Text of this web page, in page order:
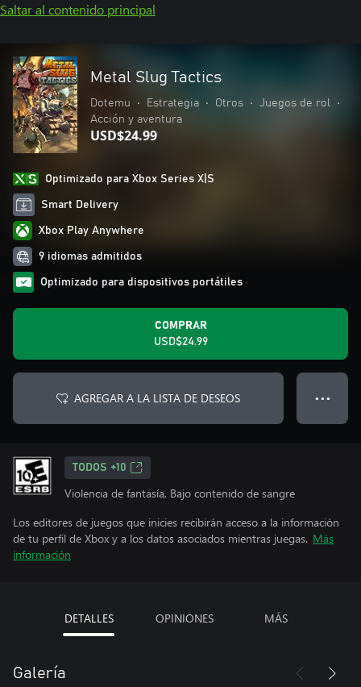
Saltar al contenido principal
Metal Slug Tactics
Dotemu • Estrategia • Otros • Juegos de rol
•
Acción y aventura
USD$24.99
Optimizado para Xbox Series X|S
Smart Delivery
Xbox Play Anywhere
9 idiomas admitidos
Optimizado para dispositivos portátiles
COMPRAR
USD$24.99
AGREGAR A LA LISTA DE DESEOS ● ● ●
TODOS +10
Violencia de fantasía, Bajo contenido de sangre
Los editores de juegos que inicies recibirán acceso a la información
de tu perfil de Xbox y a los datos asociados mientras juegas. Más
información
DETALLES OPINIONES MÁS
Galería